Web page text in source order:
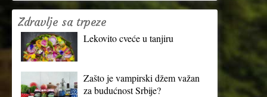
Zdravlje sa trpeze
Lekovito cveće u tanjiru
Zašto je vampirski džem važan
za budućnost Srbije?